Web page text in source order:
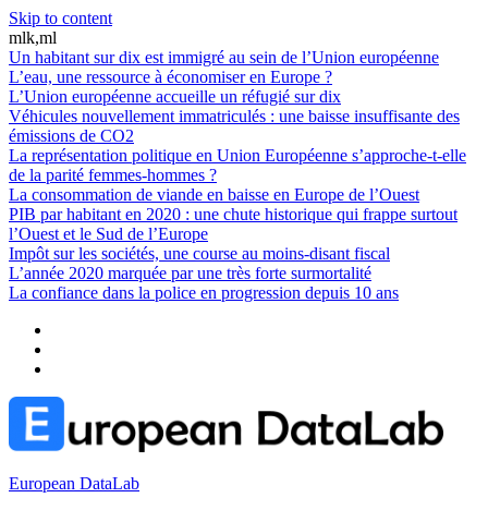
Skip to content
mlk,ml
Un habitant sur dix est immigré au sein de l’Union européenne
L’eau, une ressource à économiser en Europe ?
L’Union européenne accueille un réfugié sur dix
Véhicules nouvellement immatriculés : une baisse insuffisante des
émissions de CO2
La représentation politique en Union Européenne s’approche-t-elle
de la parité femmes-hommes ?
La consommation de viande en baisse en Europe de l’Ouest
PIB par habitant en 2020 : une chute historique qui frappe surtout
l’Ouest et le Sud de l’Europe
Impôt sur les sociétés, une course au moins-disant fiscal
L’année 2020 marquée par une très forte surmortalité
La confiance dans la police en progression depuis 10 ans
European DataLab